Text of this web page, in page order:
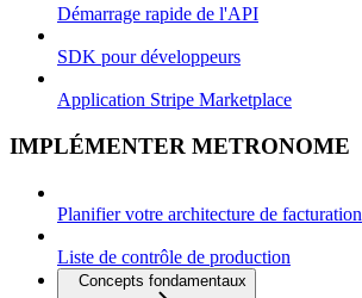
Démarrage rapide de l'API
SDK pour développeurs
Application Stripe Marketplace
IMPLÉMENTER METRONOME
Planifier votre architecture de facturation
Liste de contrôle de production
Concepts fondamentaux